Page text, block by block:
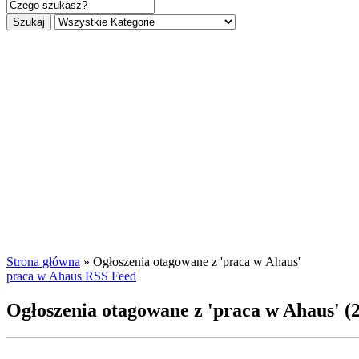
Szukaj
Strona główna » Ogłoszenia otagowane z 'praca w Ahaus'
praca w Ahaus RSS Feed
Ogłoszenia otagowane z 'praca w Ahaus'